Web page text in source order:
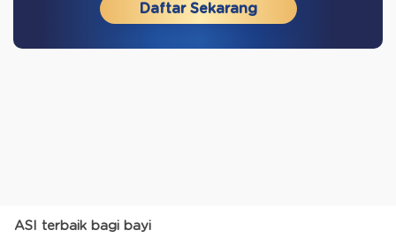
Daftar Sekarang
ASI terbaik bagi bayi